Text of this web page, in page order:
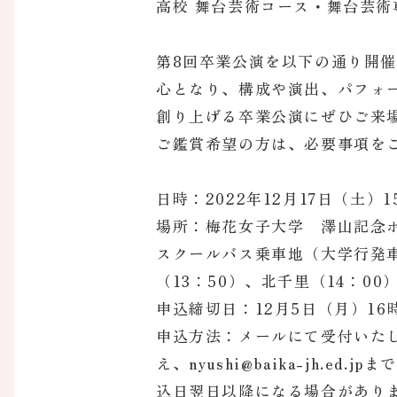
高校 舞台芸術コース・舞台芸
第8回卒業公演を以下の通り開
心となり、構成や演出、パフォ
創り上げる卒業公演にぜひご来
ご鑑賞希望の方は、必要事項
日時：2022年12月17日（土）
場所：梅花女子大学 澤山記念
スクールバス乗車地（大学行
（13：50）、北千里（14：00
申込締切日：12月5日（月）16
申込方法：メールにて受付い
え、nyushi@baika-jh.ed.jpま
込日翌日以降になる場合があ